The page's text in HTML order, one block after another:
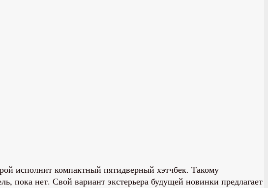
исполнит компактный пятидверный хэтчбек. Такому
пока нет. Свой вариант экстерьера будущей новинки предлагает